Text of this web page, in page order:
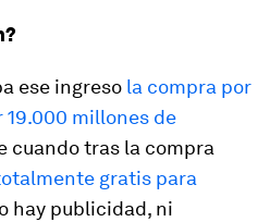
ese ingreso la compra por
19.000 millones de
cuando tras la compra
gratis para
hay publicidad, ni